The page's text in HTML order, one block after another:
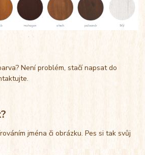
Není problém, stačí napsat do
jména či obrázku. Pes si tak svůj